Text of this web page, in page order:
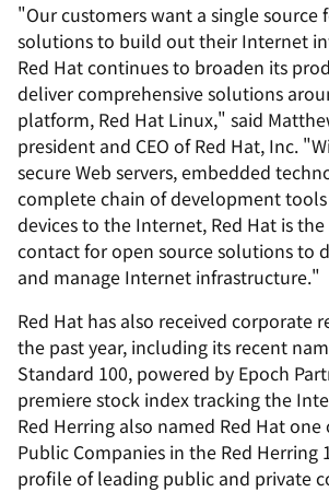
"Our customers want a single source
solutions to build out their Internet
Red Hat continues to broaden its
deliver comprehensive solutions
platform, Red Hat Linux," said
president and CEO of Red Hat, Inc.
secure Web servers, embedded
complete chain of development
devices to the Internet, Red Hat is
contact for open source solutions to
and manage Internet infrastructure."
Red Hat has also received corporate
the past year, including its recent
Standard 100, powered by Epoch
premiere stock index tracking the
Red Herring also named Red Hat one
Public Companies in the Red Herring
profile of leading public and private